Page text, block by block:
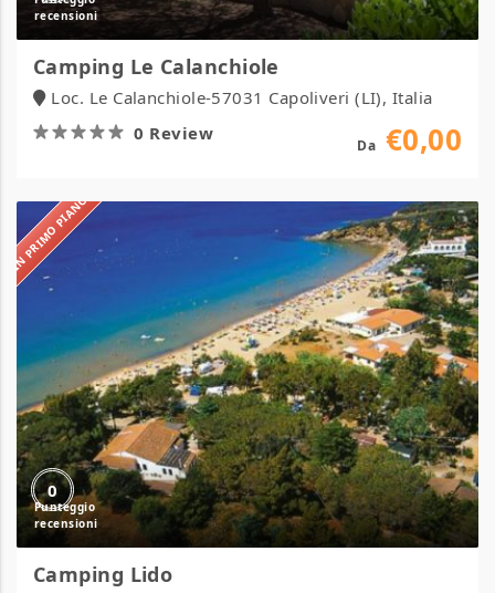
Camping Le Calanchiole
Loc. Le Calanchiole-57031 Capoliveri (LI), Italia
0 Review
Da €0,00
IN PRIMO PIANO
0
Camping Lido